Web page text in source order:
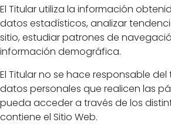
El Titular utiliza la información
datos estadísticos, analizar
sitio, estudiar patrones de
información demográfica.
El Titular no se hace responsable
datos personales que realicen las
pueda acceder a través de los
contiene el Sitio Web.